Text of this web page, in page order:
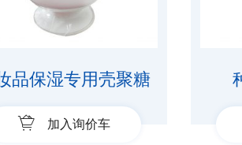
品保湿专用壳聚糖
加入询价车